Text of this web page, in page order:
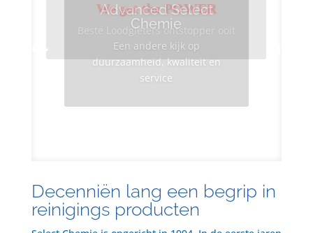
Advanced Select
Chemie
Een andere kijk op
duurzaamheid, kwaliteit en
service
We got the POWER
Beste Loodgieters ontstopper ooit
Decenniën lang een begrip in
reinigings producten